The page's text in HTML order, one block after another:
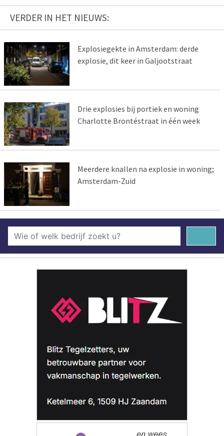
VERDER IN HET NIEUWS:
Explosiegekte in Amsterdam: derde
explosie, dit keer in Galjootstraat
Drie explosies bij portiek en woning
Charlotte Brontéstraat in één week
Meerdere knallen na explosie in woning;
Amsterdam-Zuid